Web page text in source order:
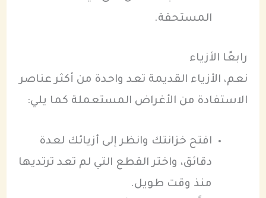
المستحقة.
رابعًا الأزياء
نعم، الأزياء القديمة تعد واحدة من أكثر عناصر
الاستفادة من الأغراض المستعملة كما يلي:
افتح خزانتك وانظر إلى أزيائك لعدة
دقائق، واختر القطع التي لم تعد ترتديها
منذ وقت طويل.